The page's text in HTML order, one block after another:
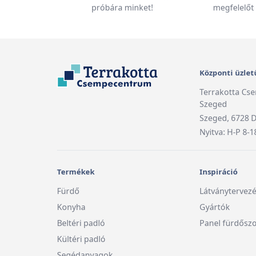
próbára minket!
megfelelőt
Központi
Terrakotta
Szeged
Szeged, 6728
Nyitva: H-P 8-
Termékek
Fürdő
Konyha
Beltéri padló
Kültéri padló
Inspiráció
Gyártók
Panel